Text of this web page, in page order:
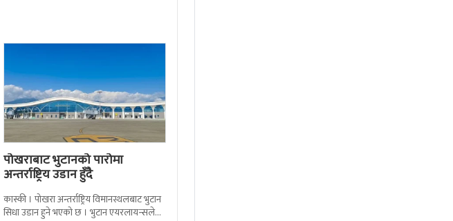
पोखराबाट भुटानको पारोमा
अन्तर्राष्ट्रिय उडान हुँदै
कास्की । पोखरा अन्तर्राष्ट्रिय विमानस्थलबाट भुटान
सिधा उडान हुने भएको छ । भुटान एयरलायन्सले